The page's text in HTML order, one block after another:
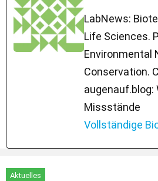
LabNews:
Life Sciences.
Environmental
Conservation.
augenauf.blog:
Missstände
Vollständige
Aktuelles